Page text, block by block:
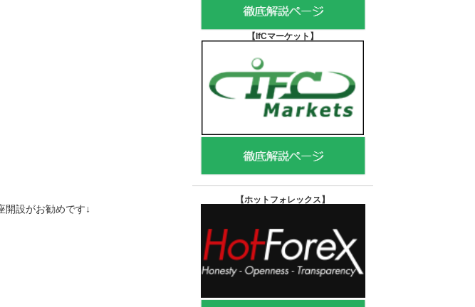
開設がお勧めです↓
【IfCマーケット 】
【ホットフォレックス 】